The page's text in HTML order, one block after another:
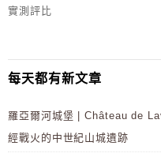
實測評比
每天都有新文章
羅亞爾河城堡 | Château de
經戰火的中世紀山城遺跡